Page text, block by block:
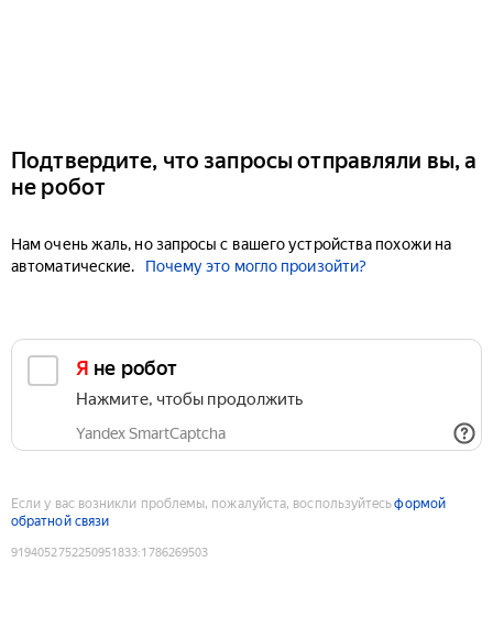
Подтвердите, что запросы отправляли вы, а
не робот
Нам очень жаль, но запросы с вашего устройства похожи на
автоматические.
Почему это могло произойти?
Я не робот
Нажмите, чтобы продолжить
Yandex SmartCaptcha
Если у вас возникли проблемы, пожалуйста, воспользуйтесьформой
обратной связи
9194052752250951833:1786269503